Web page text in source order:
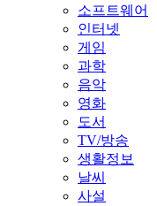
소프트웨어
인터넷
게임
과학
음악
영화
도서
TV/방송
생활정보
날씨
사설